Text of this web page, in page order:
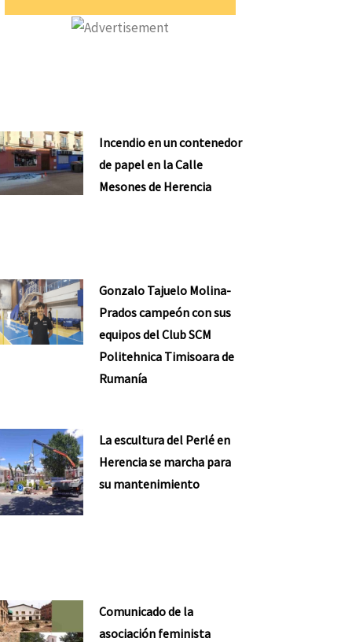
Incendio en un contenedor
de papel en la Calle
Mesones de Herencia
Gonzalo Tajuelo Molina-
Prados campeón con sus
equipos del Club SCM
Politehnica Timisoara de
Rumanía
La escultura del Perlé en
Herencia se marcha para
su mantenimiento
Comunicado de la
asociación feminista